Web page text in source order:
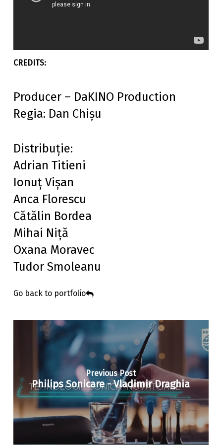
Producer – DaKINO Production
Regia: Dan Chișu
Distribuție:
Adrian Titieni
Ionuț Vișan
Anca Florescu
Cătălin Bordea
Mihai Niță
Oxana Moravec
Tudor Smoleanu
Go back to portfolio
Previous Post
Philips Sonicare - Vladimir Draghia